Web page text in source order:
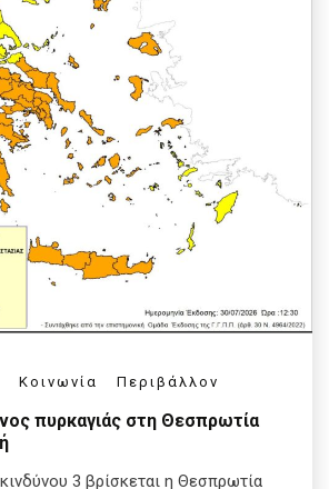
Κοινωνία Περιβάλλον
πυρκαγιάς στη Θεσπρωτία
3 βρίσκεται η Θεσπρωτία